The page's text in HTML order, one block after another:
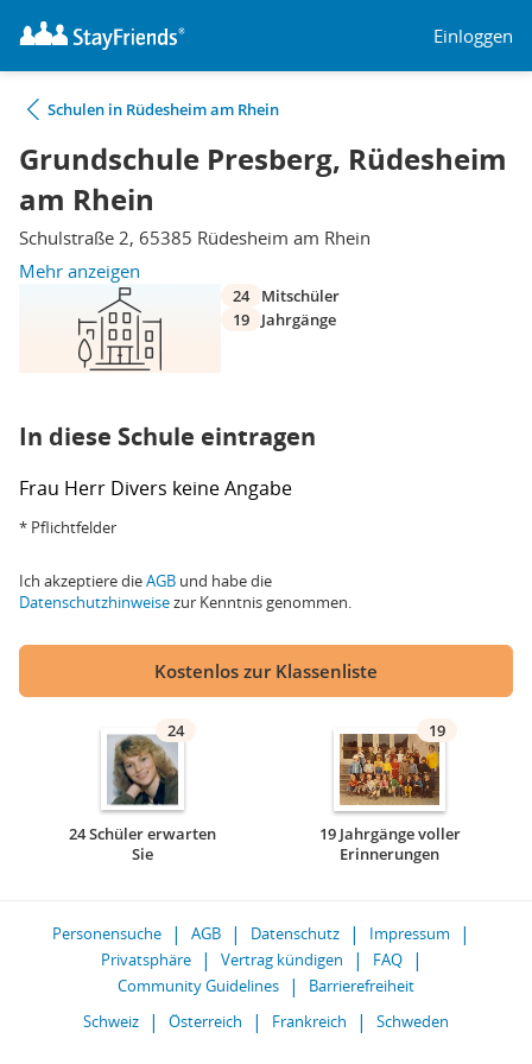
Einloggen
Schulen in Rüdesheim am Rhein
Grundschule Presberg, Rüdesheim
am Rhein
Schulstraße 2, 65385 Rüdesheim am Rhein
Mehr anzeigen
24
Mitschüler
19
Jahrgänge
In diese Schule eintragen
Frau Herr Divers keine Angabe
* Pflichtfelder
Ich akzeptiere dieAGB und habe die
Datenschutzhinweisezur Kenntnis genommen.
Kostenlos zur Klassenliste
24
24 Schüler erwarten
Sie
19
19 Jahrgänge voller
Erinnerungen
Personensuche AGB Datenschutz
Impressum
Privatsphäre
Vertrag kündigen
FAQ
Community Guidelines
Barrierefreiheit
Schweiz
Österreich Frankreich Schweden